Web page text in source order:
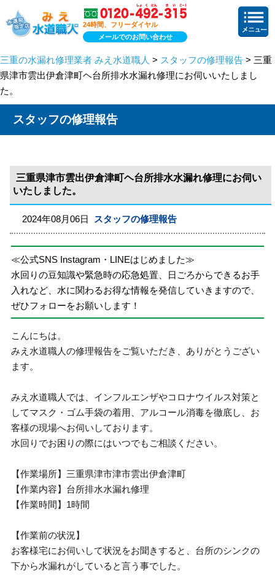
24時間、フリーダイヤル
メールでのお問い合わせ
三重の水漏れ修理業者 みえ水道職人 > スタッフの修理報告 > 三重
県津市雲出伊倉津町ヘ台所排水水漏れ修理にお伺いいたしまし
た。
スタッフの修理報告
三重県津市雲出伊倉津町ヘ台所排水水漏れ修理にお伺い
いたしました。
2024年08月06日 スタッフの修理報告
≪公式SNS Instagram・LINEはじめました≫
水回りの豆知識や緊急時の応急処置、日ごろからできるお手
入れなど、水に関わるお得な情報を発信していきますので、
ぜひフォローをお願いします！
こんにちは。
みえ水道職人の修理報告をご覧いただき、ありがとうござい
ます。
みえ水道職人では、インフルエンザやコロナウイルス対策と
してマスク・ゴム手袋の着用、アルコール消毒を徹底し、お
客様の現場へお伺いしております。
水回りでお困りの際にはいつでもご相談ください。
【作業場所】三重県津市津市雲出伊倉津町
【作業内容】台所排水水漏れ修理
【作業時間】1時間
【作業前の状況】
お客様宅にお伺いして状況をお聞きすると、台所のシンクの
下から水漏れがしていると言う事でした。